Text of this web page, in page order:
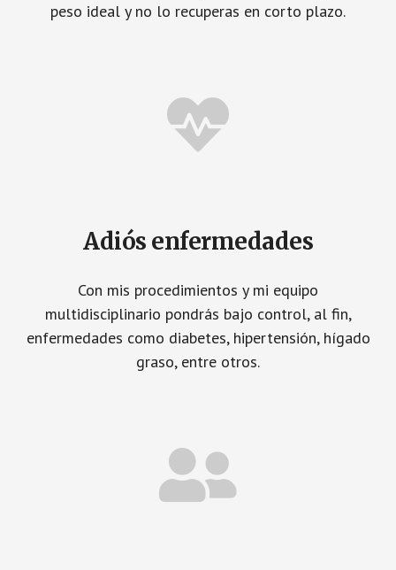
peso ideal y no lo recuperas en corto plazo.
Adiós enfermedades
Con mis procedimientos y mi equipo
multidisciplinario pondrás bajo control, al fin,
enfermedades como diabetes, hipertensión, hígado
graso, entre otros.